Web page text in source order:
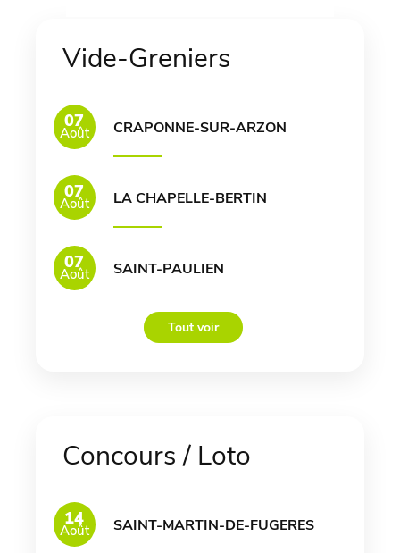
Vide-Greniers
07
Août CRAPONNE-SUR-ARZON
07
Août LA CHAPELLE-BERTIN
07
Août SAINT-PAULIEN
Tout voir
Concours / Loto
14
Août SAINT-MARTIN-DE-FUGERES